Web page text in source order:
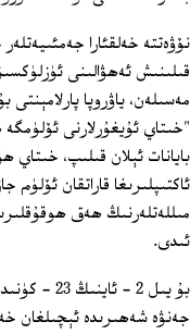
نۆۋەتتە خەلقئارا
قىلىنىش ئەھۋالىنى
"خىتاي ئۇيغۇرلارنى
بايانات ئېلان قىلىپ،
ئاكتىپلىرىغا قاراتقان ئۆلۈم
مىللەتلەرنىڭ ھەق
ئىدى.
جەنۋە شەھىرىدە ئېچىلغان